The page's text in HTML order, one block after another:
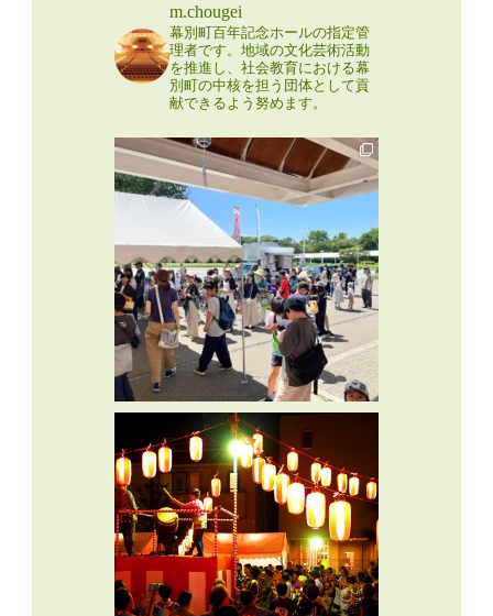
m.chougei
幕別町百年記念ホールの指定管
理者です。地域の文化芸術活動
を推進し、社会教育における幕
別町の中核を担う団体として貢
献できるよう努めます。